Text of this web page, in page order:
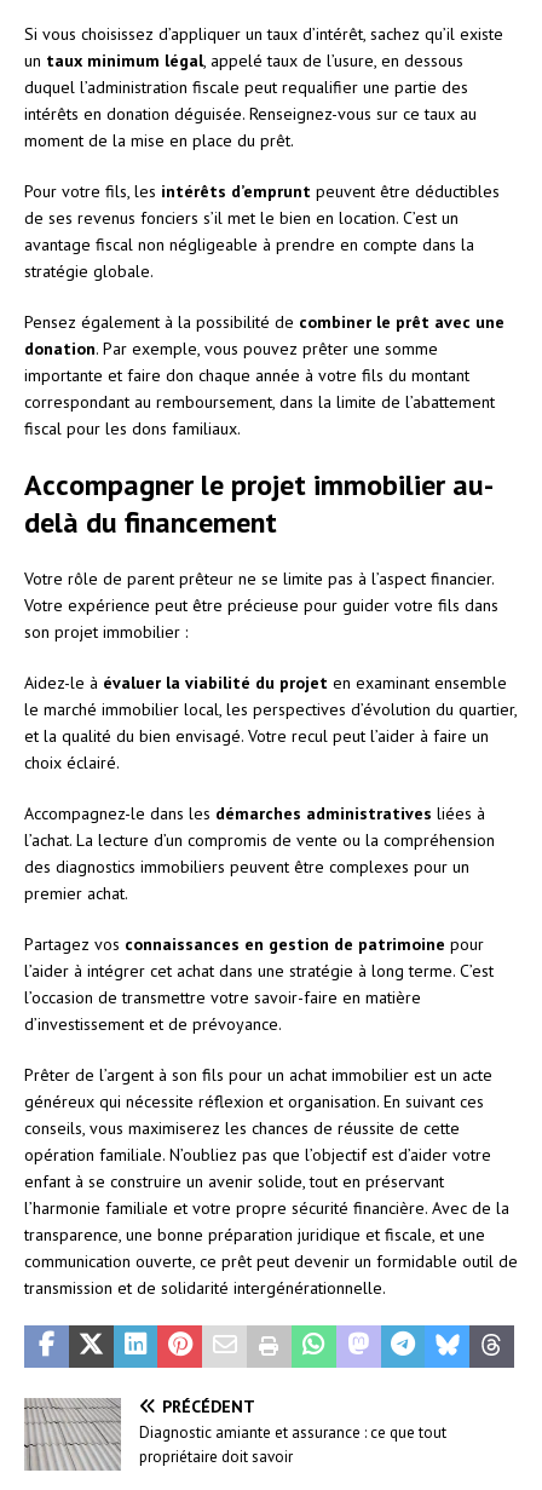
Si vous choisissez d’appliquer un taux d’intérêt, sachez qu’il existe
un taux minimum légal, appelé taux de l’usure, en dessous
duquel l’administration fiscale peut requalifier une partie des
intérêts en donation déguisée. Renseignez-vous sur ce taux au
moment de la mise en place du prêt.
Pour votre fils, les intérêts d’emprunt peuvent être déductibles
de ses revenus fonciers s’il met le bien en location. C’est un
avantage fiscal non négligeable à prendre en compte dans la
stratégie globale.
Pensez également à la possibilité de combiner le prêt avec une
donation. Par exemple, vous pouvez prêter une somme
importante et faire don chaque année à votre fils du montant
correspondant au remboursement, dans la limite de l’abattement
fiscal pour les dons familiaux.
Accompagner le projet immobilier au-
delà du financement
Votre rôle de parent prêteur ne se limite pas à l’aspect financier.
Votre expérience peut être précieuse pour guider votre fils dans
son projet immobilier :
Aidez-le à évaluer la viabilité du projet en examinant ensemble
le marché immobilier local, les perspectives d’évolution du quartier,
et la qualité du bien envisagé. Votre recul peut l’aider à faire un
choix éclairé.
Accompagnez-le dans les démarches administratives liées à
l’achat. La lecture d’un compromis de vente ou la compréhension
des diagnostics immobiliers peuvent être complexes pour un
premier achat.
Partagez vos connaissances en gestion de patrimoine pour
l’aider à intégrer cet achat dans une stratégie à long terme. C’est
l’occasion de transmettre votre savoir-faire en matière
d’investissement et de prévoyance.
Prêter de l’argent à son fils pour un achat immobilier est un acte
généreux qui nécessite réflexion et organisation. En suivant ces
conseils, vous maximiserez les chances de réussite de cette
opération familiale. N’oubliez pas que l’objectif est d’aider votre
enfant à se construire un avenir solide, tout en préservant
l’harmonie familiale et votre propre sécurité financière. Avec de la
transparence, une bonne préparation juridique et fiscale, et une
communication ouverte, ce prêt peut devenir un formidable outil de
transmission et de solidarité intergénérationnelle.
PRÉCÉDENT
Diagnostic amiante et assurance : ce que tout
propriétaire doit savoir